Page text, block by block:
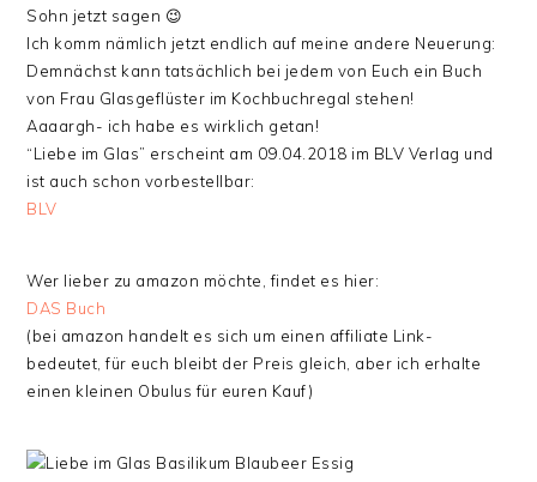
Sohn jetzt sagen 😉
Ich komm nämlich jetzt endlich auf meine andere Neuerung:
Demnächst kann tatsächlich bei jedem von Euch ein Buch
von Frau Glasgeflüster im Kochbuchregal stehen!
Aaaargh- ich habe es wirklich getan!
“Liebe im Glas” erscheint am 09.04.2018 im BLV Verlag und
ist auch schon vorbestellbar:
BLV
Wer lieber zu amazon möchte, findet es hier:
DAS Buch
(bei amazon handelt es sich um einen affiliate Link-
bedeutet, für euch bleibt der Preis gleich, aber ich erhalte
einen kleinen Obulus für euren Kauf)